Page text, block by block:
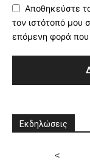
Αποθηκεύστε
τον ιστότοπό μου
επόμενη φορά
Εκδηλώσεις
<